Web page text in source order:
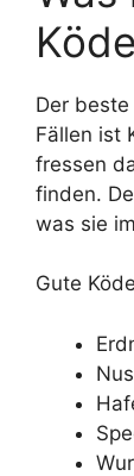
Der
Fällen ist
fressen
finden.
was sie
Gute